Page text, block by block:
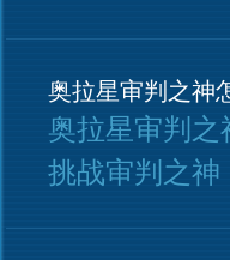
奥拉星审判之神
奥拉星审判
挑战审判之神